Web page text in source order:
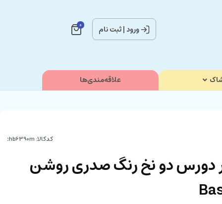
ورود|ثبت نام 0
علاقه‌مندی‌ها
کدکالا:
دورس دو نخ رنگ صدری روشن